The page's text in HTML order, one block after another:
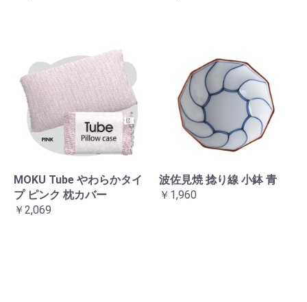
MOKU Tube やわらかタイ
プ ピンク 枕カバー
￥2,069
波佐見焼 捻り線 小鉢 青
￥1,960